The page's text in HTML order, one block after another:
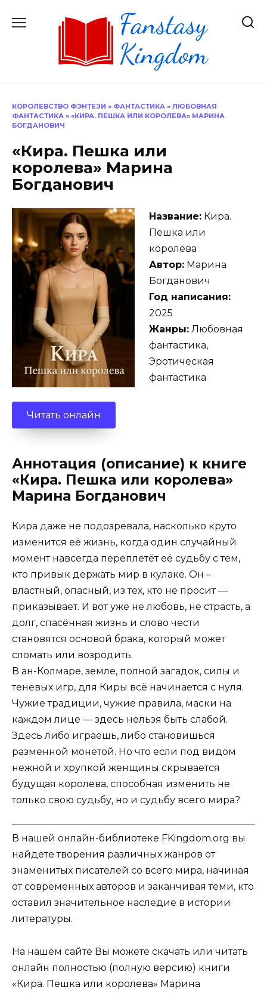
КОРОЛЕВСТВО ФЭНТЕЗИ » ФАНТАСТИКА » ЛЮБОВНАЯ
ФАНТАСТИКА » «КИРА. ПЕШКА ИЛИ КОРОЛЕВА» МАРИНА
БОГДАНОВИЧ
«Кира. Пешка или
королева» Марина
Богданович
Название: Кира.
Пешка или
королева
Автор: Марина
Богданович
Год написания:
2025
Жанры: Любовная
фантастика,
Эротическая
фантастика
Читать онлайн
Аннотация (описание) к книге
«Кира. Пешка или королева»
Марина Богданович
Кира даже не подозревала, насколько круто
изменится её жизнь, когда один случайный
момент навсегда переплетёт её судьбу с тем,
кто привык держать мир в кулаке. Он –
властный, опасный, из тех, кто не просит —
приказывает. И вот уже не любовь, не страсть, а
долг, спасённая жизнь и слово чести
становятся основой брака, который может
сломать или возродить.
В ан-Колмаре, земле, полной загадок, силы и
теневых игр, для Киры всё начинается с нуля.
Чужие традиции, чужие правила, маски на
каждом лице — здесь нельзя быть слабой.
Здесь либо играешь, либо становишься
разменной монетой. Но что если под видом
нежной и хрупкой женщины скрывается
будущая королева, способная изменить не
только свою судьбу, но и судьбу всего мира?
В нашей онлайн-библиотеке FKingdom.org вы
найдете творения различных жанров от
знаменитых писателей со всего мира, начиная
от современных авторов и заканчивая теми, кто
оставил значительное наследие в истории
литературы.
На нашем сайте Вы можете скачать или читать
онлайн полностью (полную версию) книги
«Кира. Пешка или королева» Марина